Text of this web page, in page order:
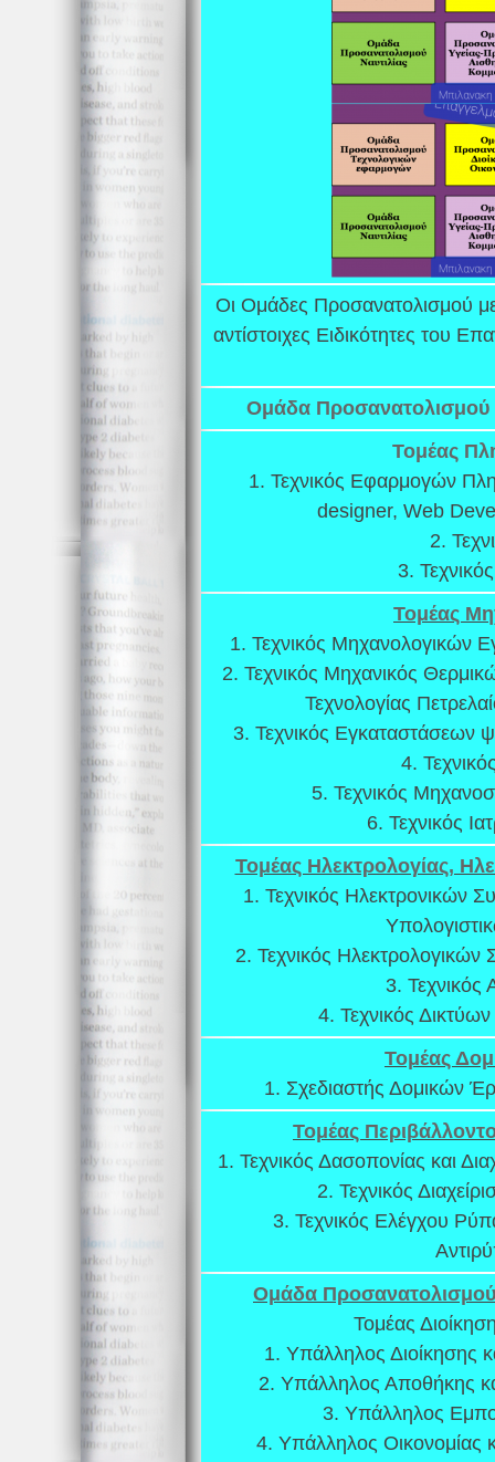
Οι Ομάδες Προσανατολισμού με
αντίστοιχες Ειδικότητες του
Ομάδα
Τομέας
1. Τεχνικός Εφαρμογών
designer, Web
2.
3.
Τομέας
1. Τεχνικός Μηχανολογικών
2. Τεχνικός Μηχανικός
Τεχνολογίας
3. Τεχνικός Εγκαταστάσεων
4.
5. Τεχνικός
6. Τεχνικός
Τομέας Ηλεκτρολογίας,
1. Τεχνικός Ηλεκτρονικών
2. Τεχνικός
3. Τεχνικός
4. Τεχνικός
Τομέας
1. Σχεδιαστής Δομικών
Τομέας
1. Τεχνικός Δασοπονίας και
2. Τεχνικός
3. Τεχνικός Ελέγχου
Ομάδα Προσανατολισμού
Τομέας
1. Υπάλληλος Διοίκησης
2. Υπάλληλος Αποθήκης
3. Υπάλληλος
4. Υπάλληλος Οικονομίας